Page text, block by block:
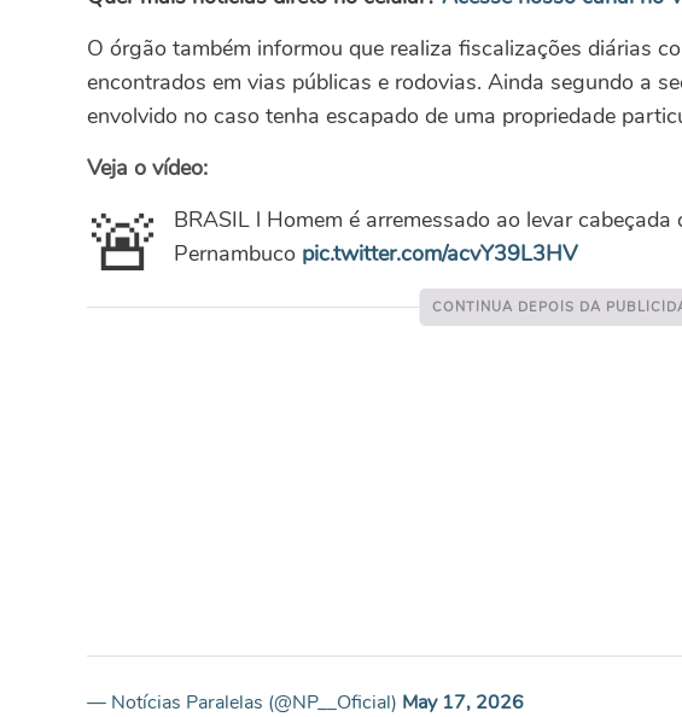
O órgão também informou que realiza fiscalizações diárias
encontrados em vias públicas e rodovias. Ainda segundo a
envolvido no caso tenha escapado de uma propriedade
Veja o vídeo:
🚨
BRASIL l Homem é arremessado ao levar
Pernambuco pic.twitter.com/acvY39L3HV
— Notícias Paralelas (@NP__Oficial) May 17, 2026